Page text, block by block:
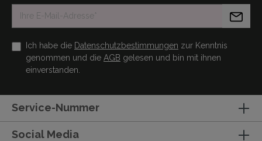
Ich habe die Datenschutzbestimmungen zur Kenntnis
genommen und die AGB gelesen und bin mit ihnen
einverstanden.
Service-Nummer
Social Media